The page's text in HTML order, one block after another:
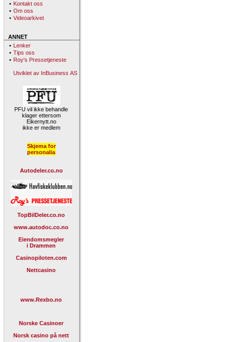
• Kontakt oss
• Om oss
• Videoarkivet
ANNET
• Lenker
• Tips oss
• Roy's Pressetjeneste
Utviklet av InBusiness AS
PFU vil ikke behandle
klager ettersom
Eikernytt.no
ikke er medlem
Skjema for
personalia
Autodeler.co.no
TopBilDeler.co.no
www.autodoc.co.no
Eiendomsmegler
i Drammen
Casinopiloten.com
Nettcasino
www.Rexbo.no
Norske Casinoer
Norsk casino på nett